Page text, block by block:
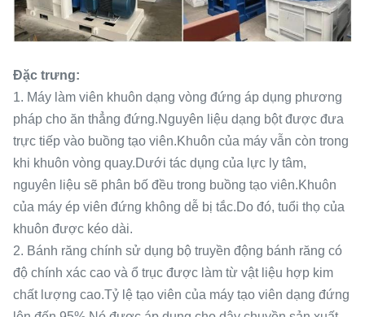
Đặc trưng:
1. Máy làm viên khuôn dạng vòng đứng áp dụng phương
pháp cho ăn thẳng đứng.Nguyên liệu dạng bột được đưa
trực tiếp vào buồng tạo viên.Khuôn của máy vẫn còn trong
khi khuôn vòng quay.Dưới tác dụng của lực ly tâm,
nguyên liệu sẽ phân bố đều trong buồng tạo viên.Khuôn
của máy ép viên đứng không dễ bị tắc.Do đó, tuổi thọ của
khuôn được kéo dài.
2. Bánh răng chính sử dụng bộ truyền động bánh răng có
độ chính xác cao và ổ trục được làm từ vật liệu hợp kim
chất lượng cao.Tỷ lệ tạo viên của máy tạo viên dạng đứng